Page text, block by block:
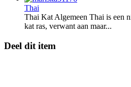
Thai
Thai Kat Algemeen Thai is een
kat ras, verwant aan maar...
Deel dit item